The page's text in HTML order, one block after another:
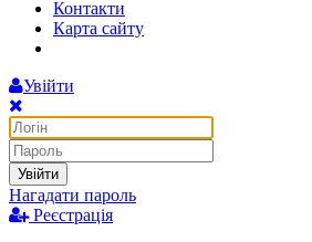
Контакти
Карта сайту
Увійти
Увійти
Нагадати пароль
Реєстрація